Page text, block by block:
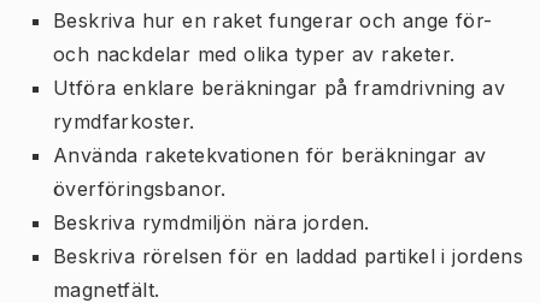
Beskriva hur en raket fungerar och ange för-
och nackdelar med olika typer av raketer.
Utföra enklare beräkningar på framdrivning av
rymdfarkoster.
Använda raketekvationen för beräkningar av
överföringsbanor.
Beskriva rymdmiljön nära jorden.
Beskriva rörelsen för en laddad partikel i jordens
magnetfält.